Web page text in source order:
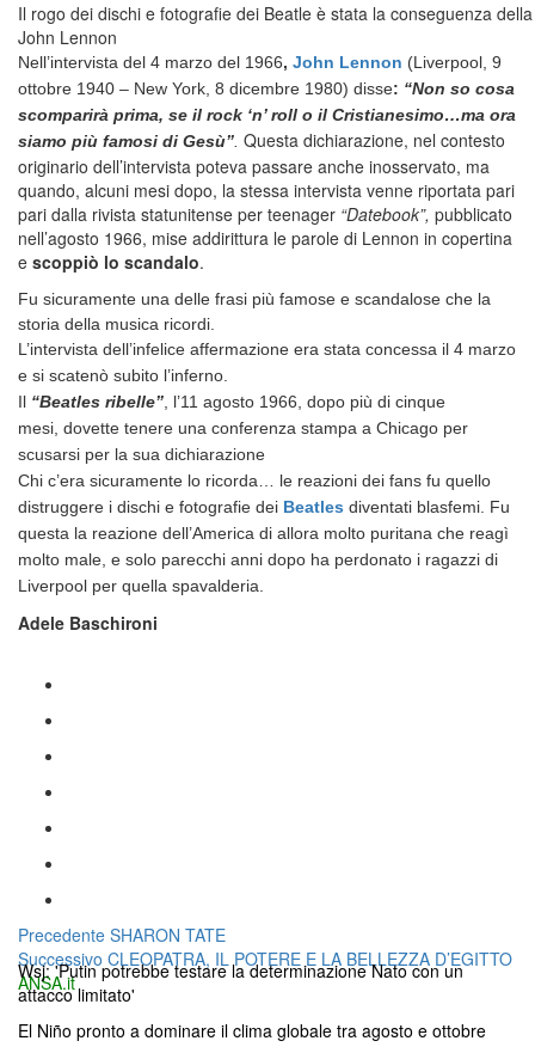
Il rogo dei dischi e fotografie dei Beatle è stata la conseguenza
John Lennon
Nell’intervista del 4 marzo del 1966, John Lennon (Liverpool, 9
ottobre 1940 – New York, 8 dicembre 1980) disse: “Non so cosa
scomparirà prima, se il rock ‘n’ roll o il Cristianesimo…ma ora
siamo più famosi di Gesù”. Questa dichiarazione, nel contesto
originario dell’intervista poteva passare anche inosservato, ma
quando, alcuni mesi dopo, la stessa intervista venne riportata pari
pari dalla rivista statunitense per teenager “Datebook”, pubblicato
nell’agosto 1966, mise addirittura le parole di Lennon in copertina
e scoppiò lo scandalo.
Fu sicuramente una delle frasi più famose e scandalose che la
storia della musica ricordi.
L’intervista dell’infelice affermazione era stata concessa il 4 marzo
e si scatenò subito l’inferno.
Il “Beatles ribelle”, l’11 agosto 1966, dopo più di cinque
mesi, dovette tenere una conferenza stampa a Chicago per
scusarsi per la sua dichiarazione
Chi c’era sicuramente lo ricorda… le reazioni dei fans fu quello
distruggere i dischi e fotografie dei Beatles diventati blasfemi. Fu
questa la reazione dell’America di allora molto puritana che reagì
molto male, e solo parecchi anni dopo ha perdonato i ragazzi di
Liverpool per quella spavalderia.
Adele Baschironi
Navigazione
articoli
Precedente Articolo
precedente:
SHARON TATE
Successivo Articolo
successivo:
CLEOPATRA, IL POTERE E LA BELLEZZA D’EGITTO
ANSA.it
Wsj: 'Putin potrebbe testare la determinazione Nato con un
attacco limitato'
El Niño pronto a dominare il clima globale tra agosto e ottobre